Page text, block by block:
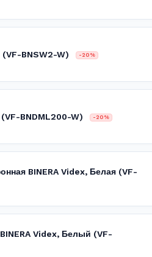
BNSW2-W) -20%
BNDML200-W) -20%
BINERA Videx, Белая (VF-
Videx, Белый (VF-